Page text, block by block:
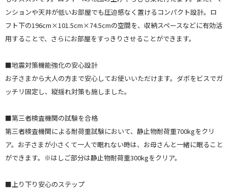
ンションや天井が低いお部屋でも圧迫感なく置けるコンパクト設計。ロ
フト下の196cm×101.5cm×74.5cmの空間を、収納スペースなどに有効活
用することで、さらにお部屋をすっきりさせることができます。
■地震対策機能強化の安心設計
お子さまから大人の方まで安心してお使いいただけます。ダボをビスでガ
ッチリ固定し、縦揺れ対策も施しました。
■第三者検査機関の試験を合格
第三者検査機関による耐荷重試験において、静止物耐荷重700kgをクリ
ア。お子さまが小さくて一人で眠れない時は、お母さんと一緒に眠ること
ができます。※はしご部分は静止物耐荷重300kgをクリア。
■上り下り安心のステップ